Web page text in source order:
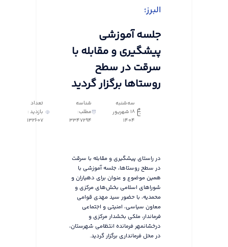
البرز؛
جلسه آموزشی
پیشگیری و مقابله با
سرقت در سطح
روستاها برگزار گردید
سه‌شنبه
18 شهریور
1404
شناسه
مطلب:
3347294
تعداد
بازدید :
132607
در راستای پیشگیری و مقابله با سرقت
در سطح روستاها، جلسه آموزشی با
همین موضوع و عنوان برای دهیاران و
شوراهای اسلامی بخش‌های مرکزی و
محمدیه، با حضور سید مهدی قوامی
معاون سیاسی، امنیتی و اجتماعی
فرماندار، ملکی بخشدار مرکزی و
درخشانمهر فرمانده انتظامی شهرستان،
در محل فرمانداری برگزار گردید.